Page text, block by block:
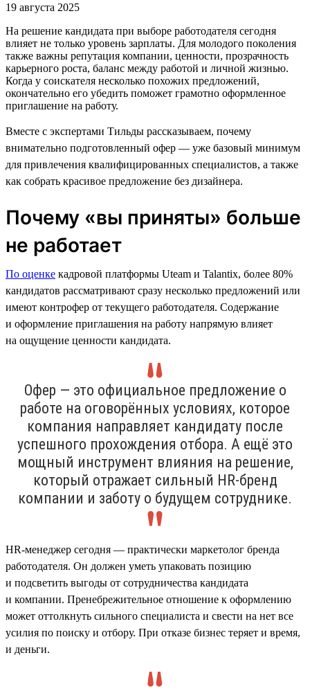
19 августа 2025
На решение кандидата при выборе работодателя сегодня
влияет не только уровень зарплаты. Для молодого поколения
также важны репутация компании, ценности, прозрачность
карьерного роста, баланс между работой и личной жизнью.
Когда у соискателя несколько похожих предложений,
окончательно его убедить поможет грамотно оформленное
приглашение на работу.
Вместе с экспертами Тильды рассказываем, почему
внимательно подготовленный офер — уже базовый минимум
для привлечения квалифицированных специалистов, а также
как собрать красивое предложение без дизайнера.
Почему «вы приняты» больше
не работает
По оценке кадровой платформы Uteam и Talantix, более 80%
кандидатов рассматривают сразу несколько предложений или
имеют контрофер от текущего работодателя. Содержание
и оформление приглашения на работу напрямую влияет
на ощущение ценности кандидата.
Офер — это официальное предложение о
работе на оговорённых условиях, которое
компания направляет кандидату после
успешного прохождения отбора. А ещё это
мощный инструмент влияния на решение,
который отражает сильный HR-бренд
компании и заботу о будущем сотруднике.
HR-менеджер сегодня — практически маркетолог бренда
работодателя. Он должен уметь упаковать позицию
и подсветить выгоды от сотрудничества кандидата
и компании. Пренебрежительное отношение к оформлению
может оттолкнуть сильного специалиста и свести на нет все
усилия по поиску и отбору. При отказе бизнес теряет и время,
и деньги.